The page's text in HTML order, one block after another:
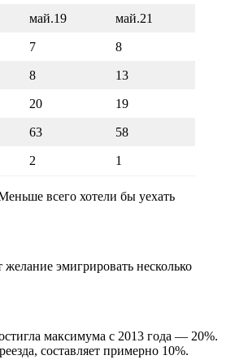
май.19 май.21
7 8
8 13
20 19
63 58
2 1
всего хотели бы уехать
эмигрировать несколько
максимума с 2013 года — 20%.
составляет примерно 10%.